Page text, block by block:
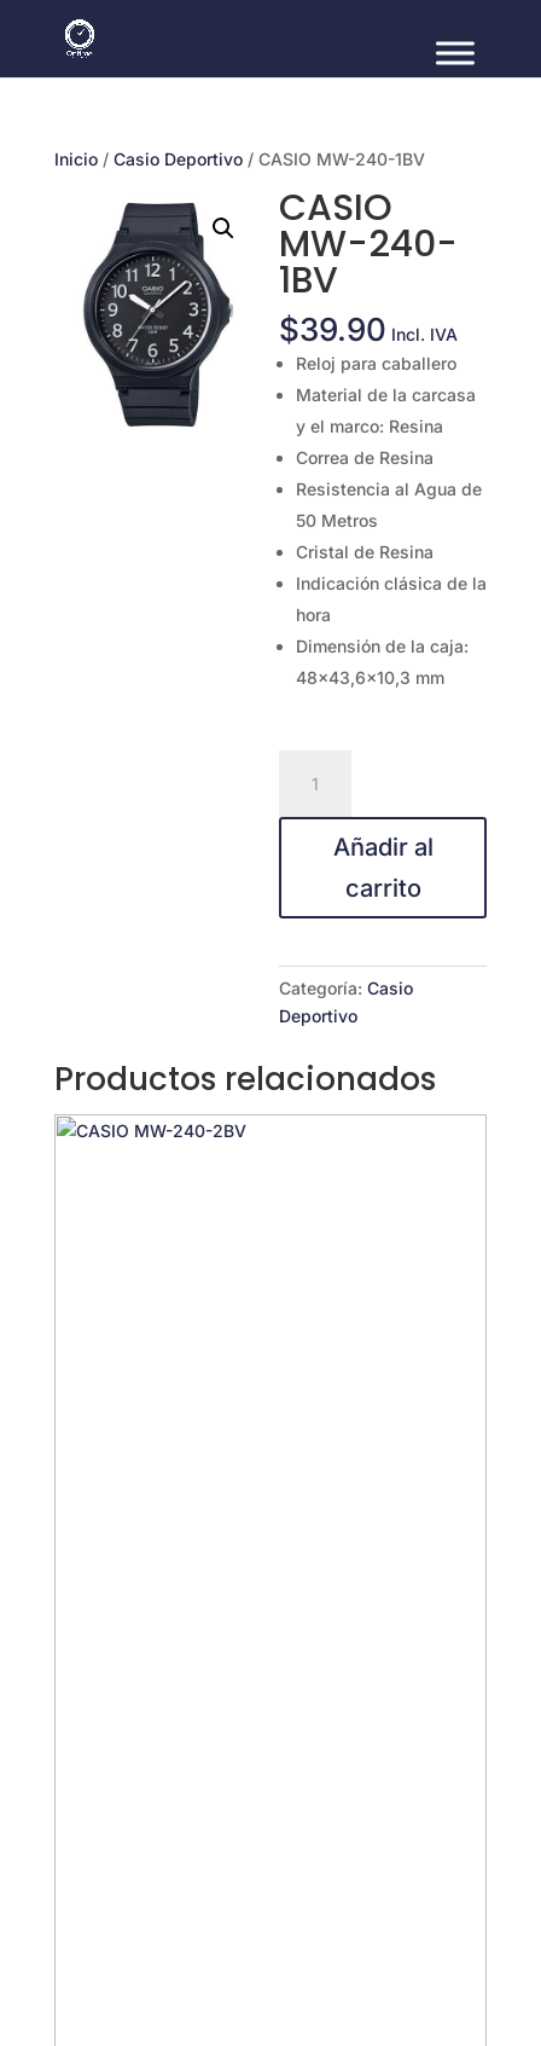
Inicio/ Casio Deportivo/ CASIO MW-240-1BV
CASIO
MW-240-
1BV
$39.90 Incl. IVA
Reloj para caballero
Material de la carcasa
y el marco: Resina
Correa de Resina
Resistencia al Agua de
50 Metros
Cristal de Resina
Indicación clásica de la
hora
Dimensión de la caja:
48×43,6×10,3 mm
MW-
240-
Añadir al
carrito
Categoría:Casio
Deportivo
Productos relacionados